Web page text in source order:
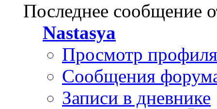
Последнее сообщение
Nastasya
Просмотр профиля
Сообщения
Записи в дневнике